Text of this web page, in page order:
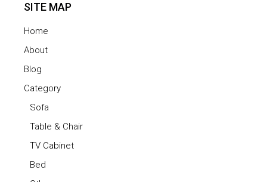
SITE MAP
Home
About
Blog
Category
Sofa
Table & Chair
TV Cabinet
Bed